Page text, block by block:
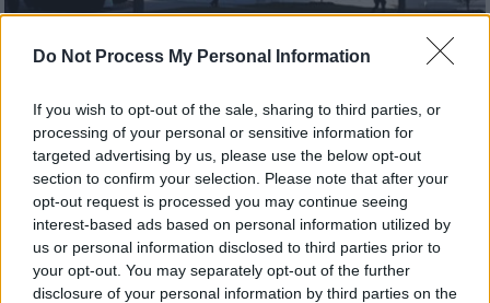
Do Not Process My Personal Information
If you wish to opt-out of the sale, sharing to third parties, or
processing of your personal or sensitive information for
targeted advertising by us, please use the below opt-out
section to confirm your selection. Please note that after your
opt-out request is processed you may continue seeing
interest-based ads based on personal information utilized by
us or personal information disclosed to third parties prior to
your opt-out. You may separately opt-out of the further
disclosure of your personal information by third parties on the
ΗΠΑ: Το μήνυμα του Λευκού Οίκου στη
Fed - Πού επικεντρώνεται η κυβέρνηση
Τραμπ
Συνέντευξη του Αμερικανού ΥΠΟΙΚ Σκοτ
Μπέσεντ στο Fox Business για την επόμενη
μέρα στις ΗΠΑ